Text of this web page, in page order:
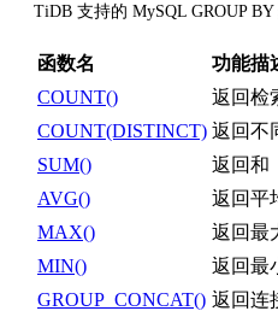
TiDB 支持的 MySQL GROUP BY
函数名
功能描
COUNT()
返回检
COUNT(DISTINCT) 返回不
SUM()
返回和
AVG()
返回平
MAX()
返回最
MIN()
返回最
GROUP_CONCAT() 返回连